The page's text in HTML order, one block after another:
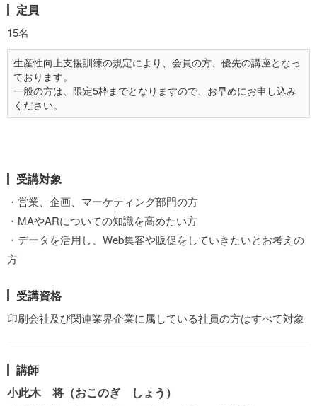
定員
15名
生産性向上支援訓練の規定により、会員の方、優先の講座となっ
ております。
一般の方は、限定5枠までとなりますので、お早めにお申し込み
ください。
受講対象
・営業、企画、マーケティング部門の方
・MAやARについての知識を高めたい方
・データを活用し、Web集客や販促をしていきたいとお考えの
方
受講資格
印刷会社及び関連業界企業に属している社員の方はすべて対象
講師
小此木 将（おこのぎ しょう）